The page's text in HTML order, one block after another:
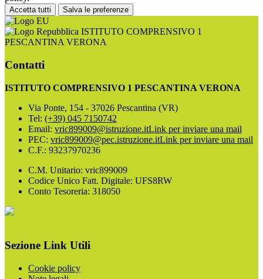
Accetta tutti Salva le preferenze
ISTITUTO COMPRENSIVO 1
PESCANTINA VERONA
Contatti
ISTITUTO COMPRENSIVO 1 PESCANTINA VERONA
Via Ponte, 154 - 37026 Pescantina (VR)
Tel: (+39) 045 7150742
Email: vric899009@istruzione.itLink per inviare una mail
PEC: vric899009@pec.istruzione.itLink per inviare una mail
C.F.: 93237970236
C.M. Unitario: vric899009
Codice Unico Fatt. Digitale: UFS8RW
Conto Tesoreria: 318050
Sezione Link Utili
Cookie policy